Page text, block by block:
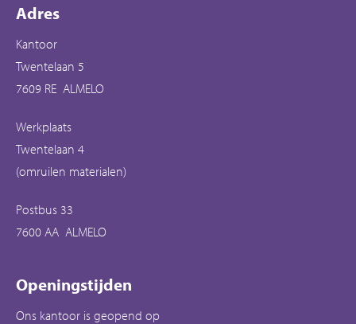
Contactinformatie
Adres
Kantoor
Twentelaan 5
7609 RE ALMELO
Werkplaats
Twentelaan 4
(omruilen materialen)
Postbus 33
7600 AA ALMELO
Openingstijden
Ons kantoor is geopend op